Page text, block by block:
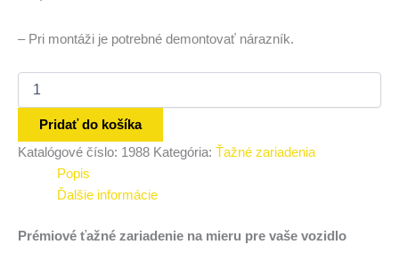
– Pri montáži je potrebné demontovať nárazník.
Pridať do košíka
Katalógové číslo: 1988 Kategória: Ťažné zariadenia
Popis
Ďalšie informácie
Prémiové ťažné zariadenie na mieru pre vaše vozidlo